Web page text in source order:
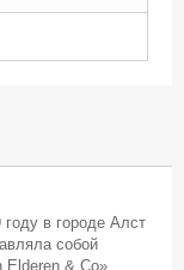
в городе Алст
собой
Elderen & Co»,